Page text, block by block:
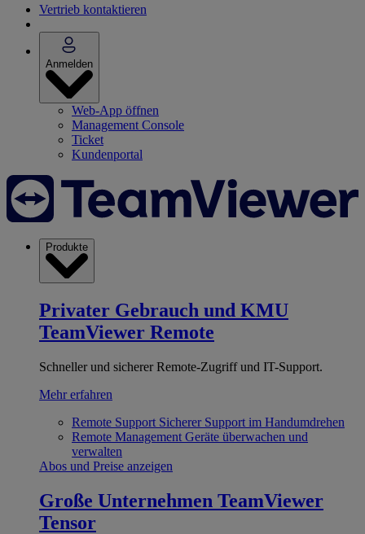
Vertrieb kontaktieren
Anmelden
Web-App öffnen
Management Console
Ticket
Kundenportal
Produkte
Privater Gebrauch und KMU
TeamViewer Remote
Schneller und sicherer Remote-Zugriff und IT-Support.
Mehr erfahren
Remote Support Sicherer Support im Handumdrehen
Remote Management Geräte überwachen und
verwalten
Abos und Preise anzeigen
Große Unternehmen TeamViewer
Tensor